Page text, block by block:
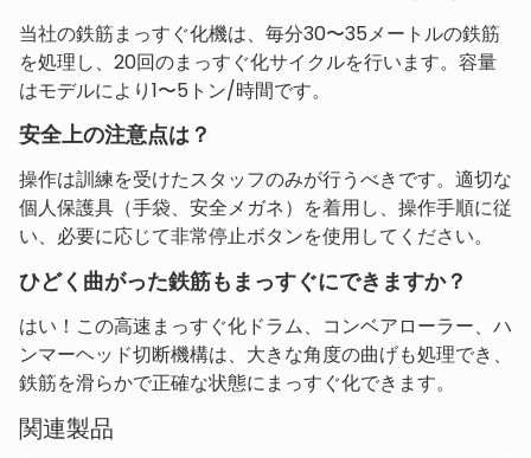
当社の鉄筋まっすぐ化機は、毎分30〜35メートルの鉄筋
を処理し、20回のまっすぐ化サイクルを行います。容量
はモデルにより1〜5トン/時間です。
安全上の注意点は？
操作は訓練を受けたスタッフのみが行うべきです。適切な
個人保護具（手袋、安全メガネ）を着用し、操作手順に従
い、必要に応じて非常停止ボタンを使用してください。
ひどく曲がった鉄筋もまっすぐにできますか？
はい！この高速まっすぐ化ドラム、コンベアローラー、ハ
ンマーヘッド切断機構は、大きな角度の曲げも処理でき、
鉄筋を滑らかで正確な状態にまっすぐ化できます。
関連製品